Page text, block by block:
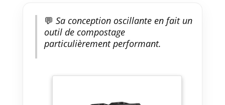
💬 Sa conception oscillante en fait un
outil de compostage
particulièrement performant.